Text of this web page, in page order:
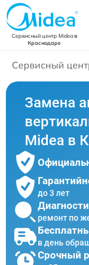
Сервисный центр Mideaв
Краснодаре
Сервисный
Замена
Midea в
до 3 лет
ремонт по
в день
Срочный